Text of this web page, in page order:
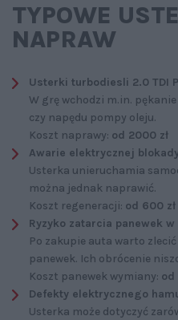
TYPOWE
NAPRAW
Usterki turbodiesli 2.0 TDI
W grę wchodzi m.in.
czy napędu pompy oleju.
Koszt naprawy: od 2000 zł
Awarie elektrycznej
Usterka unieruchamia
można jednak naprawić.
Koszt regeneracji: od 600 zł
Ryzyko zatarcia panewek w
Po zakupie auta warto
panewek. Ich obrócenie
Koszt panewek wymiany: od
Defekty elektrycznego
Usterka może dotyczyć